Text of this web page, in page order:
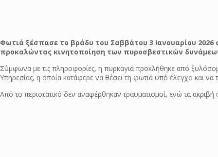
Φωτιά ξέσπασε το βράδυ του Σαββάτου 3 Ιανουαρίου 2026
προκαλώντας κινητοποίηση των πυροσβεστικών
Σύμφωνα με τις πληροφορίες, η πυρκαγιά προκλήθηκε από
Υπηρεσίας, η οποία κατάφερε να θέσει τη φωτιά υπό έλεγχο και να
Από το περιστατικό δεν αναφέρθηκαν τραυματισμοί, ενώ τα ακριβή